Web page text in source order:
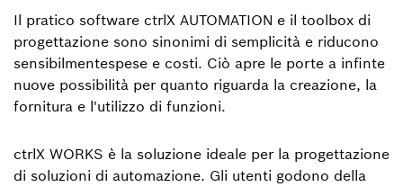
Il pratico software ctrlX AUTOMATION e il toolbox di
progettazione sono sinonimi di semplicità e riducono
sensibilmentespese e costi. Ciò apre le porte a infinte
nuove possibilità per quanto riguarda la creazione, la
fornitura e l'utilizzo di funzioni.
ctrlX WORKS è la soluzione ideale per la progettazione
di soluzioni di automazione. Gli utenti godono della